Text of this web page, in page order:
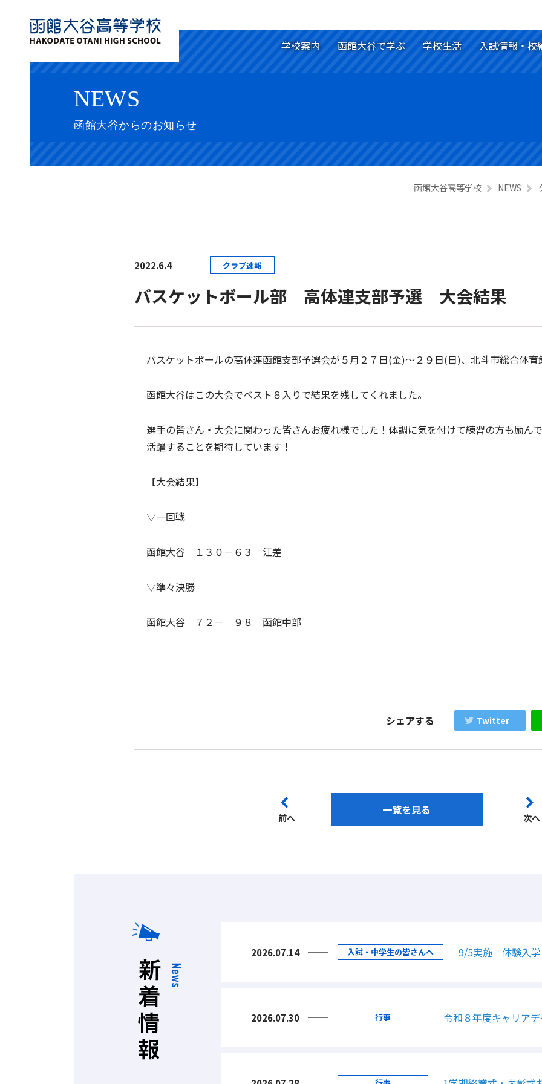
学校案内 函館大谷で学ぶ 学校生活 入試情報・校
NEWS
函館大谷からのお知らせ
函館大谷高等学校 NEWS
2022.6.4 クラブ速報
バスケットボール部 高体連支部予選 大会結果
バスケットボールの高体連函館支部予選会が５月２７日(金)～２９日(日)、北斗市総合体育
函館大谷はこの大会でベスト８入りで結果を残してくれました。
選手の皆さん・大会に関わった皆さんお疲れ様でした！体調に気を付けて練習の方も励ん
活躍することを期待しています！
【大会結果】
▽一回戦
函館大谷 １３０－６３ 江差
▽準々決勝
函館大谷 ７２－ ９８ 函館中部
シェアする Twitter
前へ
一覧を見る
次へ
2026.07.14 入試・中学生の皆さんへ 9/5実施 体験入学
2026.07.30 行事 令和８年度キャリア